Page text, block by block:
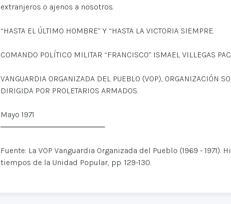
extranjeros o ajenos a nosotros.
“HASTA EL ÚLTIMO HOMBRE” Y “HASTA LA VICTORIA SIEMPRE.
COMANDO POLÍTICO MILITAR “FRANCISCO” ISMAEL VILLEGAS
VANGUARDIA ORGANIZADA DEL PUEBLO (VOP), ORGANIZACIÓN
DIRIGIDA POR PROLETARIOS ARMADOS.
Mayo 1971
───────────────────
Fuente: La VOP Vanguardia Organizada del Pueblo (1969 -
tiempos de la Unidad Popular, pp. 129-130.